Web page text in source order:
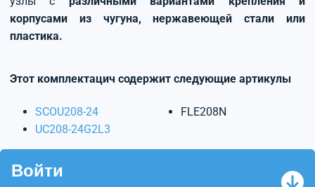
корпусами из чугуна, нержавеющей стали или
пластика.
Этот комплектацич содержит следующие артикулы
SCOU208-24
UC208-24G2L3
FLE208N
Войти